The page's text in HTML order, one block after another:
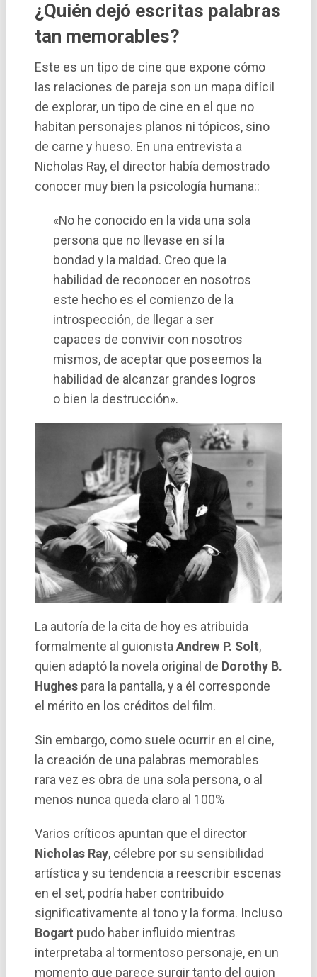
¿Quién dejó escritas palabras
tan memorables?
Este es un tipo de cine que expone cómo
las relaciones de pareja son un mapa difícil
de explorar, un tipo de cine en el que no
habitan personajes planos ni tópicos, sino
de carne y hueso. En una entrevista a
Nicholas Ray, el director había demostrado
conocer muy bien la psicología humana::
«No he conocido en la vida una sola
persona que no llevase en sí la
bondad y la maldad. Creo que la
habilidad de reconocer en nosotros
este hecho es el comienzo de la
introspección, de llegar a ser
capaces de convivir con nosotros
mismos, de aceptar que poseemos la
habilidad de alcanzar grandes logros
o bien la destrucción».
La autoría de la cita de hoy es atribuida
formalmente al guionista Andrew P. Solt,
quien adaptó la novela original de Dorothy B.
Hughespara la pantalla, y a él corresponde
el mérito en los créditos del film.
Sin embargo, como suele ocurrir en el cine,
la creación de una palabras memorables
rara vez es obra de una sola persona, o al
menos nunca queda claro al 100%
Varios críticos apuntan que el director
Nicholas Ray, célebre por su sensibilidad
artística y su tendencia a reescribir escenas
en el set, podría haber contribuido
significativamente al tono y la forma. Incluso
Bogart pudo haber influido mientras
interpretaba al tormentoso personaje, en un
momento que parece surgir tanto del guion